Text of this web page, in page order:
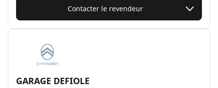
Contacter le revendeur
GARAGE DEFIOLE